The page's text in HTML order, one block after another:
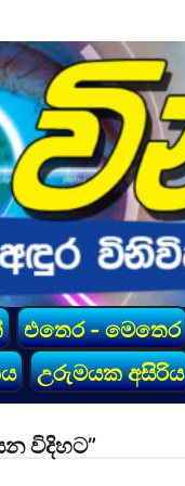
එතෙර - මෙතෙර
උරුමයක අසිරිය
විදිහට”